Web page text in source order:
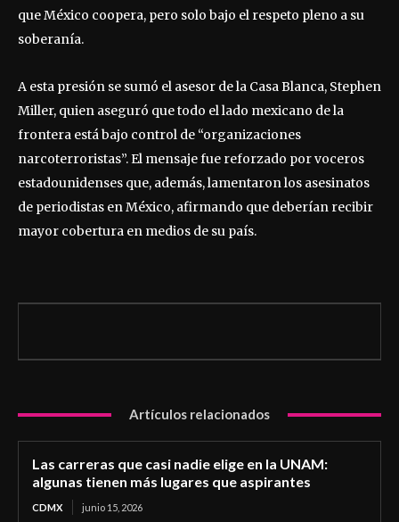
que México coopera, pero solo bajo el respeto pleno a su
soberanía.
A esta presión se sumó el asesor de la Casa Blanca, Stephen
Miller, quien aseguró que todo el lado mexicano de la
frontera está bajo control de “organizaciones
narcoterroristas”. El mensaje fue reforzado por voceros
estadounidenses que, además, lamentaron los asesinatos
de periodistas en México, afirmando que deberían recibir
mayor cobertura en medios de su país.
Artículos relacionados
Las carreras que casi nadie elige en la UNAM:
algunas tienen más lugares que aspirantes
CDMX junio 15, 2026